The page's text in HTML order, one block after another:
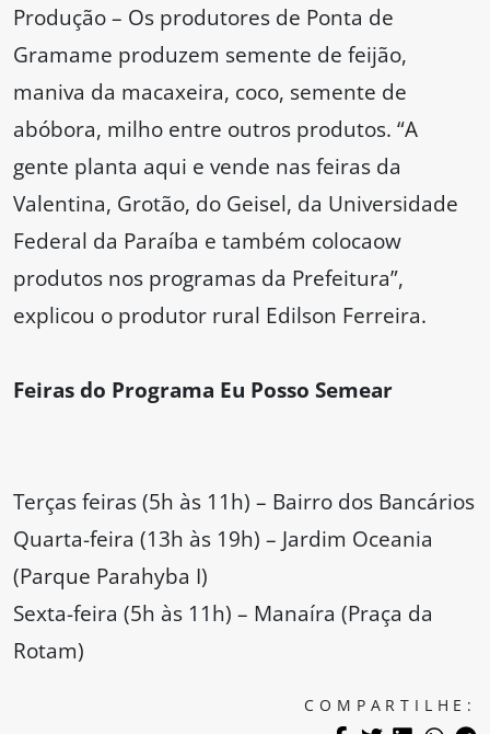
Produção – Os produtores de Ponta de
Gramame produzem semente de feijão,
maniva da macaxeira, coco, semente de
abóbora, milho entre outros produtos. “A
gente planta aqui e vende nas feiras da
Valentina, Grotão, do Geisel, da Universidade
Federal da Paraíba e também colocaow
produtos nos programas da Prefeitura”,
explicou o produtor rural Edilson Ferreira.
Feiras do Programa Eu Posso Semear
Terças feiras (5h às 11h) – Bairro dos Bancários
Quarta-feira (13h às 19h) – Jardim Oceania
(Parque Parahyba I)
Sexta-feira (5h às 11h) – Manaíra (Praça da
Rotam)
COMPARTILHE: